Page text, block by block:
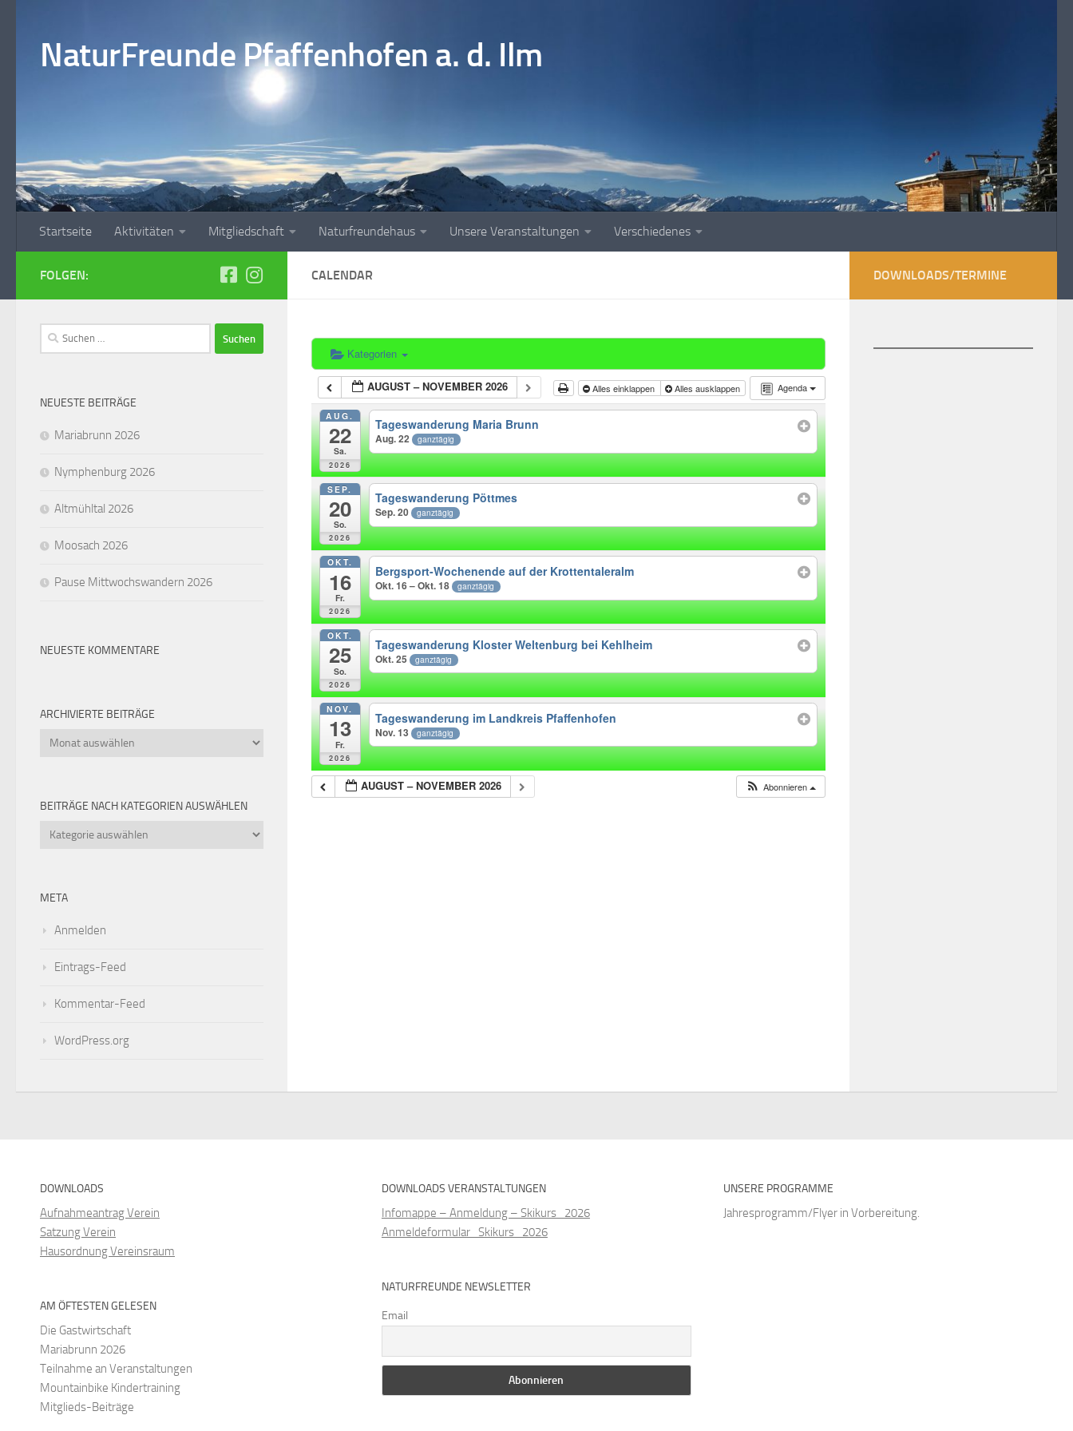
NaturFreunde Pfaffenhofen a. d. Ilm
Startseite Aktivitäten Mitgliedschaft Naturfreundehaus Unsere Veranstaltungen Verschiedenes
CALENDAR
Kategorien
Agenda
AUGUST – NOVEMBER 2026 Alles einklappen Alles ausklappen
AUG.
22
Sa.
2026
Tageswanderung Maria Brunn
Aug. 22 ganztägig
SEP.
20
So.
2026
Tageswanderung Pöttmes
Sep. 20 ganztägig
OKT.
16
Fr.
2026
Bergsport-Wochenende auf der Krottentaleralm
Okt. 16 – Okt. 18 ganztägig
OKT.
25
So.
2026
Tageswanderung Kloster Weltenburg bei Kehlheim
Okt. 25 ganztägig
NOV.
13
Fr.
2026
Tageswanderung im Landkreis Pfaffenhofen
Nov. 13 ganztägig
AUGUST – NOVEMBER 2026 Abonnieren
FOLGEN:
Suchen
nach:
NEUESTE BEITRÄGE
Mariabrunn 2026
Nymphenburg 2026
Altmühltal 2026
Moosach 2026
Pause Mittwochswandern 2026
NEUESTE KOMMENTARE
ARCHIVIERTE BEITRÄGE
Archivierte
BEITRÄGE NACH KATEGORIEN AUSWÄHLEN
Beiträge
META
Anmelden
Eintrags-Feed
Kommentar-Feed
WordPress.org
DOWNLOADS/TERMINE
DOWNLOADS
Aufnahmeantrag Verein
Satzung Verein
Hausordnung Vereinsraum
AM ÖFTESTEN GELESEN
Die Gastwirtschaft
Mariabrunn 2026
Teilnahme an Veranstaltungen
Mountainbike Kindertraining
Mitglieds-Beiträge
DOWNLOADS VERANSTALTUNGEN
Infomappe – Anmeldung – Skikurs_2026
Anmeldeformular_Skikurs_2026
NATURFREUNDE NEWSLETTER
Email
UNSERE PROGRAMME
Jahresprogramm/Flyer in Vorbereitung.